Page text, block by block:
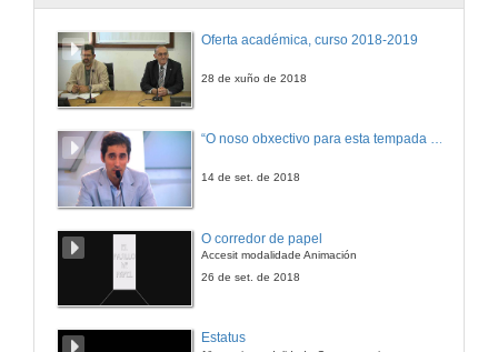
Oferta académica, curso 2018-2019
28 de xuño de 2018
“O noso obxectivo para esta tempada é manter a categoría”
14 de set. de 2018
O corredor de papel
Accesit modalidade Animación
26 de set. de 2018
Estatus